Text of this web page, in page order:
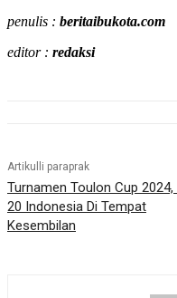
penulis : beritaibukota.com
editor : redaksi
Artikulli paraprak
Turnamen Toulon Cup 2024,
20 Indonesia Di Tempat
Kesembilan